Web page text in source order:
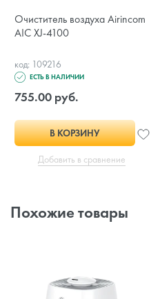
Очиститель воздуха Airincom
AIC XJ-4100
код: 109216
ЕСТЬ В НАЛИЧИИ
755.00 руб.
В КОРЗИНУ
Добавить в сравнение
Похожие товары